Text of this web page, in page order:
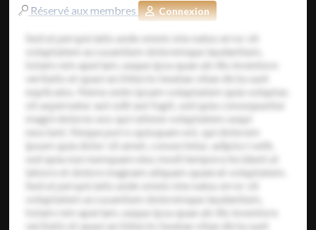
Réservé aux membres Connexion
Sed ut perspiciatis unde omnis iste natus error sit
voluptatem accusantium doloremque laudantium,
totam rem aperiam, eaque ipsa quae ab illo inventore
veritatis et quasi architecto beatae vitae dicta sunt
explicabo. Nemo enim ipsam voluptatem quia voluptas
sit aspernatur aut odit aut fugit, sed quia consequuntur
magni dolores eos qui ratione voluptatem sequi
nesciunt. Neque porro quisquam est, qui dolorem
ipsum quia dolor sit amet, consectetur, adipisci velit,
sed quia non numquam eius modi tempora incidunt ut
labore et dolore magnam aliquam quaerat voluptatem.
Sed ut perspiciatis unde omnis iste natus error sit
voluptatem accusantium doloremque laudantium,
totam rem aperiam, eaque ipsa quae ab illo inventore
veritatis et quasi architecto beatae vitae dicta sunt